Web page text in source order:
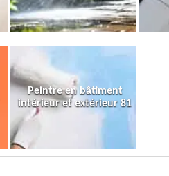
Peintre en bâtiment
intérieur et extérieur 81